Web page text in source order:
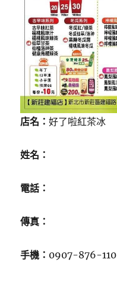
店名：好了啦紅茶冰
姓名：
電話：
傳真：
手機： 0907-876-110